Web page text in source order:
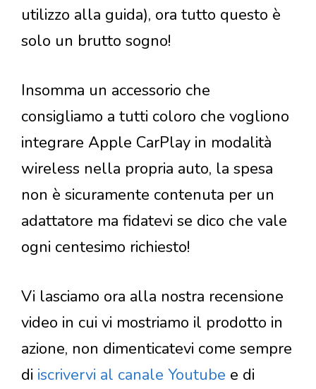
utilizzo alla guida), ora tutto questo è
solo un brutto sogno!
Insomma un accessorio che
consigliamo a tutti coloro che vogliono
integrare Apple CarPlay in modalità
wireless nella propria auto, la spesa
non è sicuramente contenuta per un
adattatore ma fidatevi se dico che vale
ogni centesimo richiesto!
Vi lasciamo ora alla nostra recensione
video in cui vi mostriamo il prodotto in
azione, non dimenticatevi come sempre
di iscrivervi al canale Youtube e di